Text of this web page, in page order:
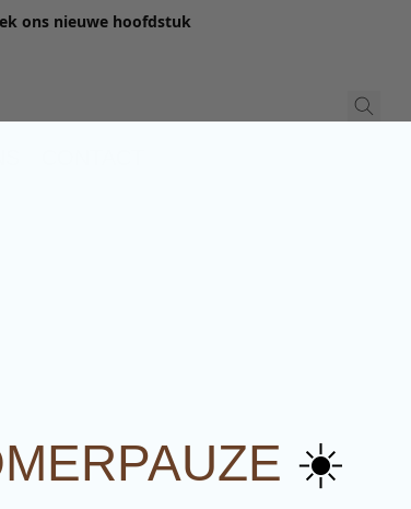
ons nieuwe hoofdstuk
☀️